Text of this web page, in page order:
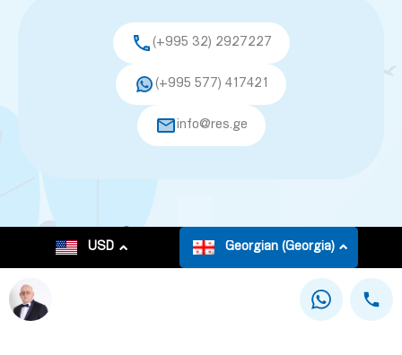
(+995 32) 2927227
(+995 577) 417421
info@res.ge
© 2026. All rights reserved.
USD
Georgian (Georgia)